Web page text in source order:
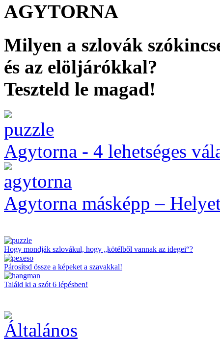
AGYTORNA
Milyen a szlovák
és az elöljárókkal?
Teszteld le magad!
Agytorna - 4 lehetséges
Agytorna másképp –
Hogy mondják szlovákul, hogy „kötélből vannak az idegei“?
Párosítsd össze a képeket a szavakkal!
Találd ki a szót 6 lépésben!